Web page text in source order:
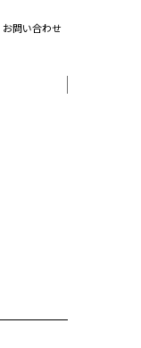
お問い合わせ